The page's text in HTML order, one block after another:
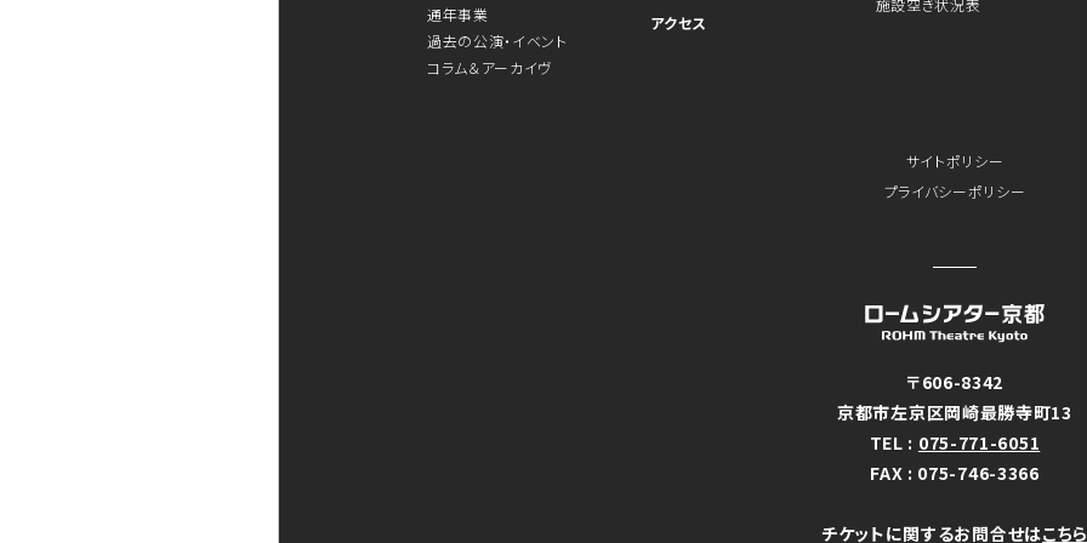
通年事業
過去の公演・イベント
コラム＆アーカイヴ
アクセス
施設空き状況表
サイトポリシー
プライバシーポリシー
〒606-8342
京都市左京区岡崎最勝寺町13
TEL : 075-771-6051
FAX : 075-746-3366
チケットに関するお問合せはこち